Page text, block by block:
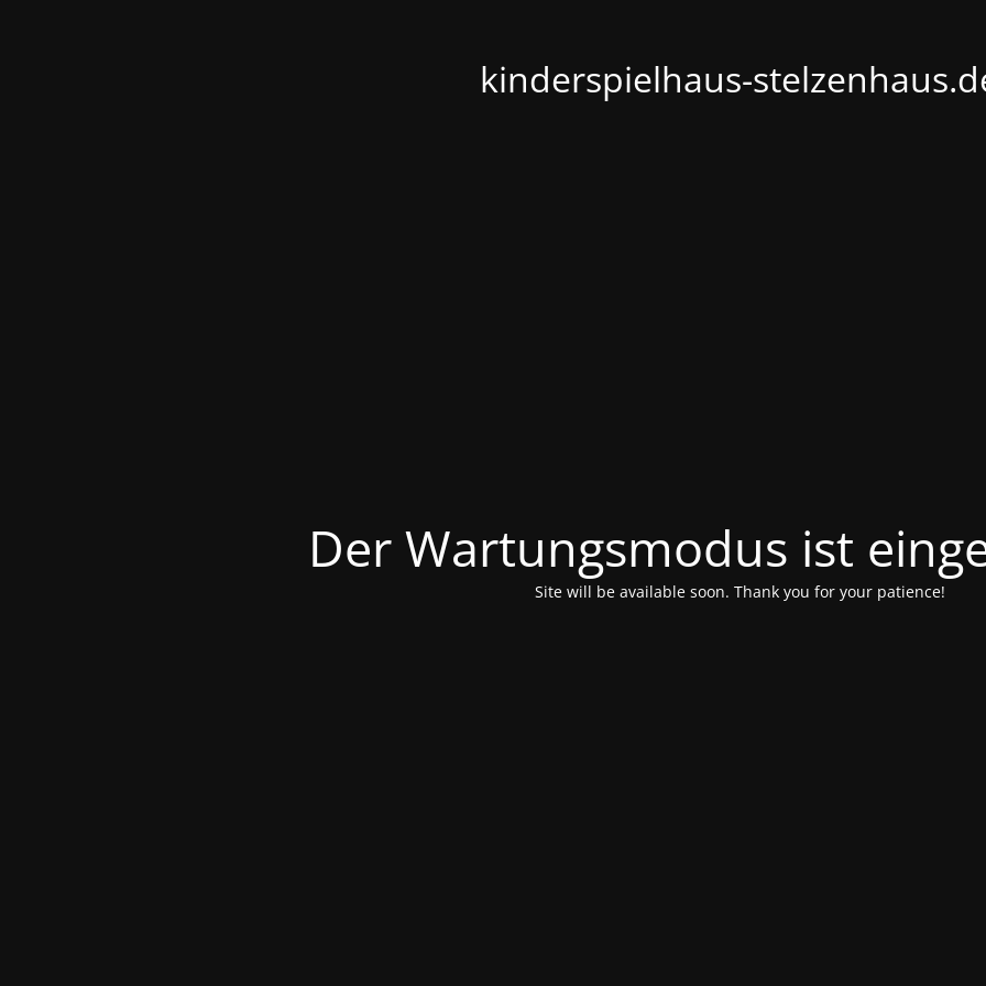
kinderspielhaus-
Der Wartungsmodus ist
Site will be available soon. Thank you for your patience!